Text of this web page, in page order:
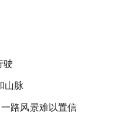
驶
山脉
路风景难以置信